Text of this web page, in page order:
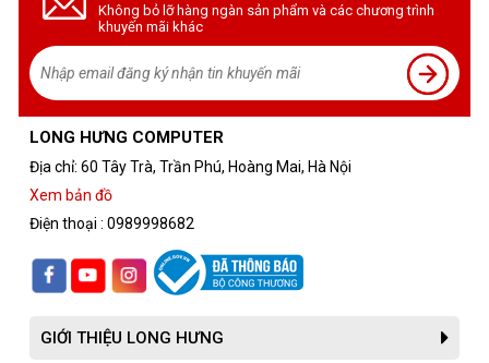
Không bỏ lỡ hàng ngàn sản phẩm và các chương trình
khuyến mãi khác
LONG HƯNG COMPUTER
Địa chỉ: 60 Tây Trà, Trần Phú, Hoàng Mai, Hà Nội
Xem bản đồ
Điện thoại : 0989998682
GIỚI THIỆU LONG HƯNG